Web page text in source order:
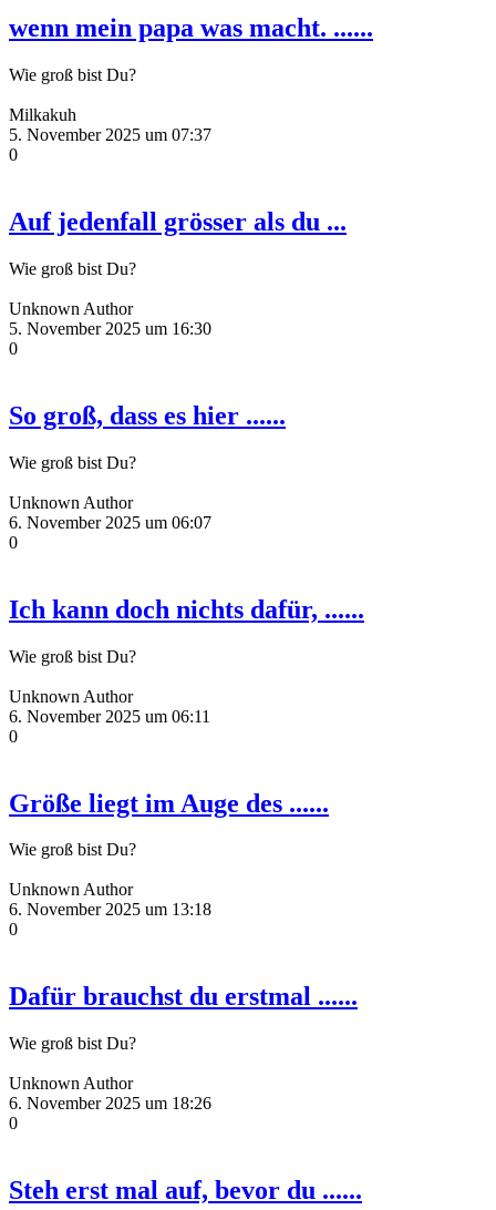
wenn mein papa was macht. ......
Wie groß bist Du?
Milkakuh
5. November 2025 um 07:37
0
Auf jedenfall grösser als du ...
Wie groß bist Du?
Unknown Author
5. November 2025 um 16:30
0
So groß, dass es hier ......
Wie groß bist Du?
Unknown Author
6. November 2025 um 06:07
0
Ich kann doch nichts dafür, ......
Wie groß bist Du?
Unknown Author
6. November 2025 um 06:11
0
Größe liegt im Auge des ......
Wie groß bist Du?
Unknown Author
6. November 2025 um 13:18
0
Dafür brauchst du erstmal ......
Wie groß bist Du?
Unknown Author
6. November 2025 um 18:26
0
Steh erst mal auf, bevor du ......